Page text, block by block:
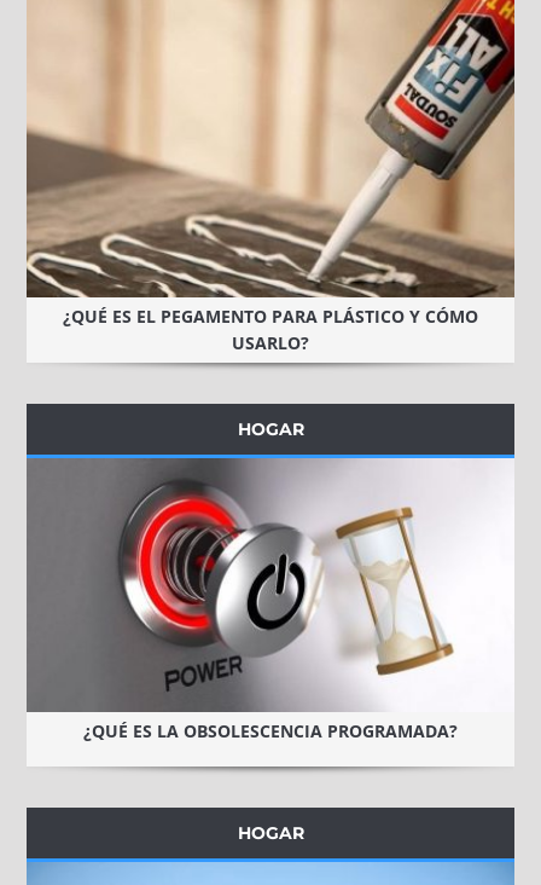
¿QUÉ ES EL PEGAMENTO PARA PLÁSTICO Y CÓMO
USARLO?
HOGAR
¿QUÉ ES LA OBSOLESCENCIA PROGRAMADA?
HOGAR